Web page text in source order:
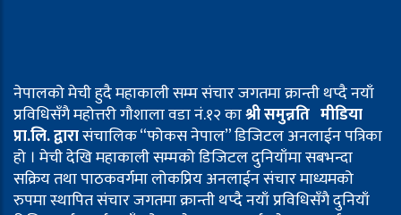
नेपालको मेची हुदै महाकाली सम्म संचार जगतमा क्रान्ती थप्दै नयाँ
प्रविधिसँगै महोत्तरी गौशाला वडा नं.१२ काश्री समुन्नति मीडिया
प्रा.लि. द्वारासंचालिक “फोकस नेपाल” डिजिटल अनलाईन पत्रिका
हो । मेची देखि महाकाली सम्मको डिजिटल दुनियाँमा सबभन्दा
सक्रिय तथा पाठकवर्गमा लोकप्रिय अनलाईन संचार माध्यमको
रुपमा स्थापित संचार जगतमा क्रान्ती थप्दै नयाँ प्रविधिसँगै दुनियाँ